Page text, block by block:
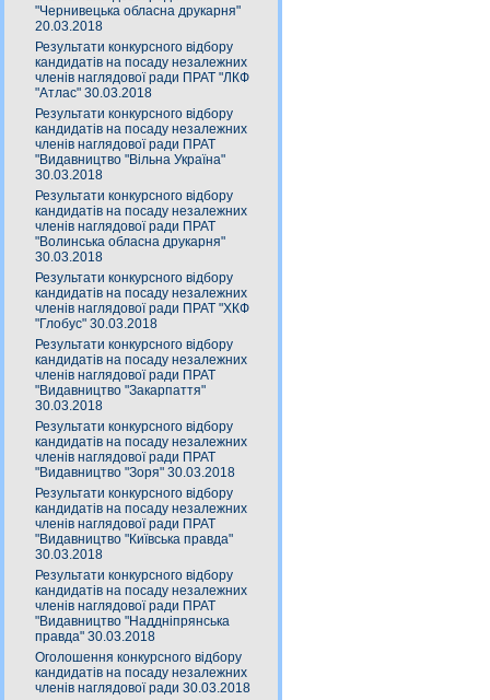
"Чернивецька обласна друкарня"
20.03.2018
Результати конкурсного відбору
кандидатів на посаду незалежних
членів наглядової ради ПРАТ "ЛКФ
"Атлас" 30.03.2018
Результати конкурсного відбору
кандидатів на посаду незалежних
членів наглядової ради ПРАТ
"Видавництво "Вільна Україна"
30.03.2018
Результати конкурсного відбору
кандидатів на посаду незалежних
членів наглядової ради ПРАТ
"Волинська обласна друкарня"
30.03.2018
Результати конкурсного відбору
кандидатів на посаду незалежних
членів наглядової ради ПРАТ "ХКФ
"Глобус" 30.03.2018
Результати конкурсного відбору
кандидатів на посаду незалежних
членів наглядової ради ПРАТ
"Видавництво "Закарпаття"
30.03.2018
Результати конкурсного відбору
кандидатів на посаду незалежних
членів наглядової ради ПРАТ
"Видавництво "Зоря" 30.03.2018
Результати конкурсного відбору
кандидатів на посаду незалежних
членів наглядової ради ПРАТ
"Видавництво "Київська правда"
30.03.2018
Результати конкурсного відбору
кандидатів на посаду незалежних
членів наглядової ради ПРАТ
"Видавництво "Наддніпрянська
правда" 30.03.2018
Оголошення конкурсного відбору
кандидатів на посаду незалежних
членів наглядової ради 30.03.2018